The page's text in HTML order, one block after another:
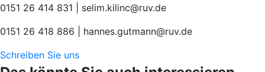
0151 26 414 831 | selim.kilinc@ruv.de
0151 26 418 886 | hannes.gutmann@ruv.de
Schreiben Sie uns